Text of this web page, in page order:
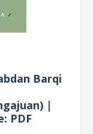
Barqi
|
PDF